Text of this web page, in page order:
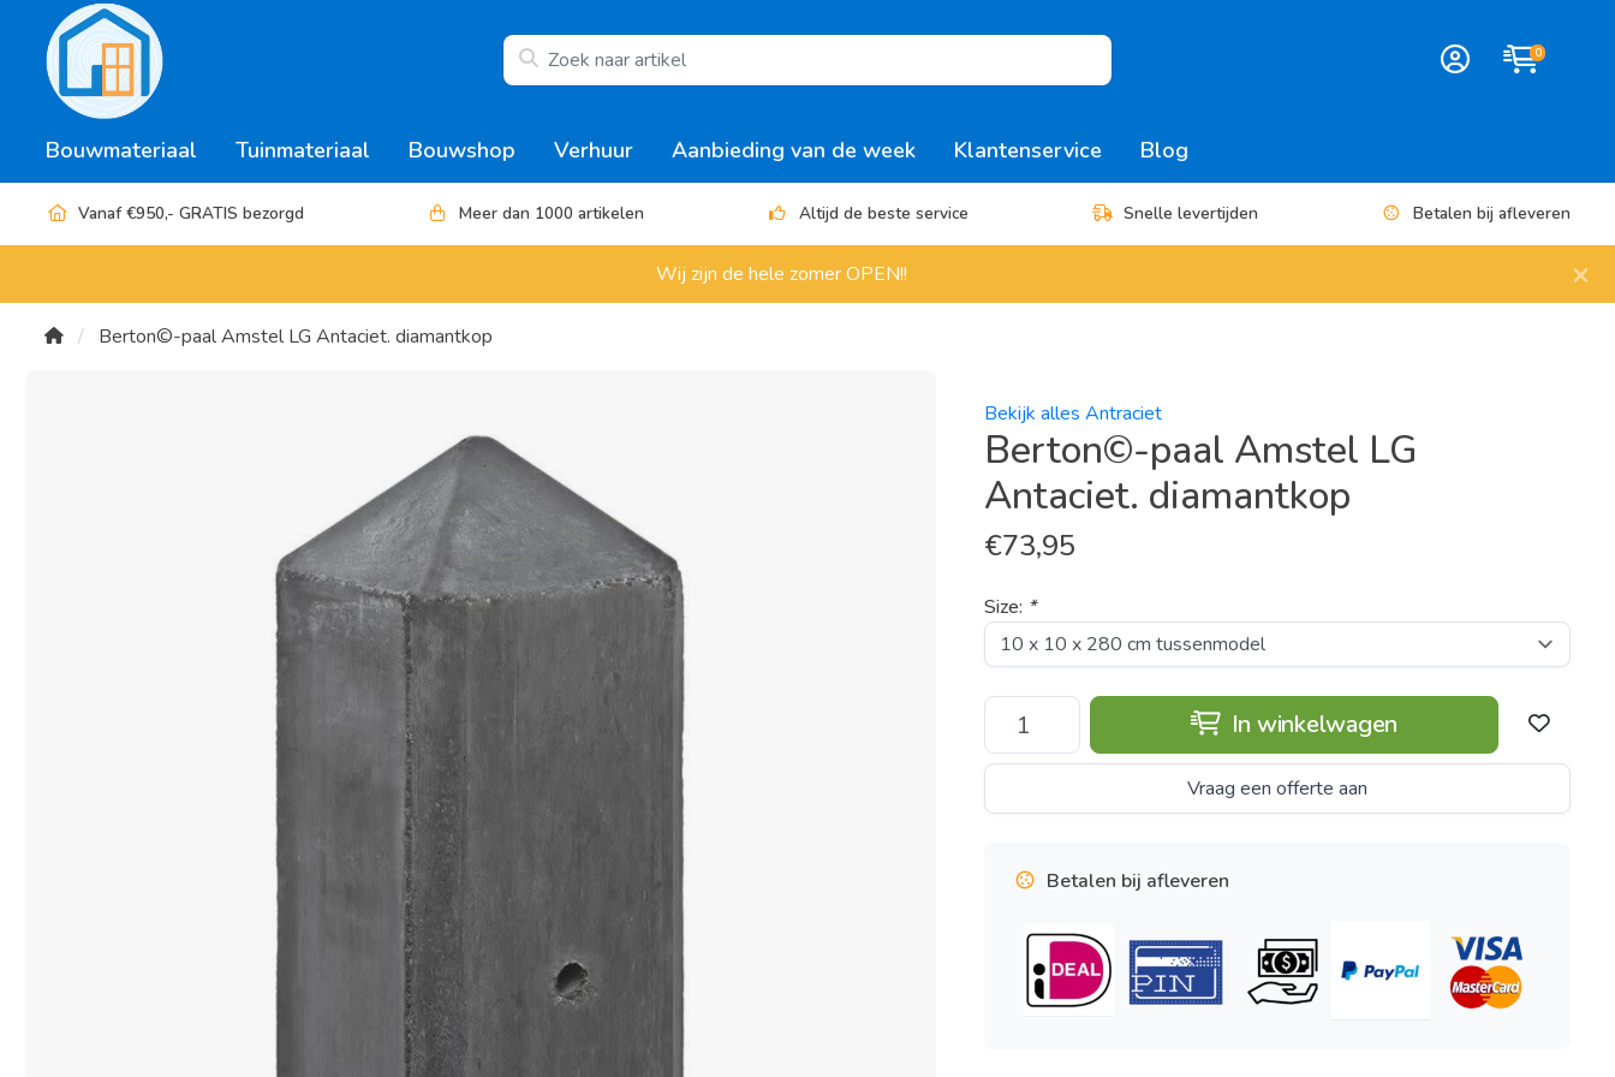
0
Bouwmateriaal Tuinmateriaal Bouwshop Verhuur Aanbieding van de week Klantenservice Blog
Vanaf €950,- GRATIS bezorgd Meer dan 1000 artikelen Altijd de beste service Snelle levertijden Betalen bij afleveren
Wij zijn de hele zomer OPEN!! ×
Berton©-paal Amstel LG Antaciet. diamantkop
Bekijk alles Antraciet
Berton©-paal Amstel LG
Antaciet. diamantkop
€73,95
Size: *
In winkelwagen
Vraag een offerte aan
Betalen bij afleveren